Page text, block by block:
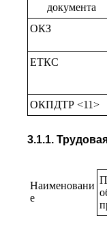
документа
ОКЗ
ЕТКС
ОКПДТР <11>
3.1.1.
Наименовани
е